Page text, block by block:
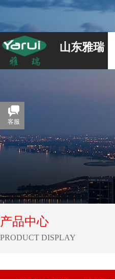
山东雅瑞
产品中心
​PRODUCT DISPLAY
客服